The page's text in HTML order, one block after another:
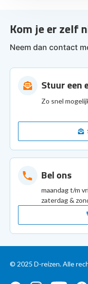
Kom je er zelf
Neem dan contact
Stuur een
Zo snel
Bel ons
maandag t/m
zaterdag &
© 2025 D-reizen. Alle